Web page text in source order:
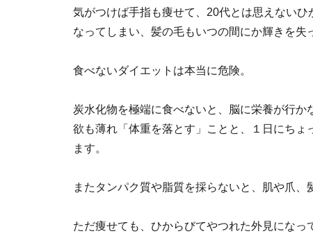
気がつけば手指も痩せて、20代とは思えない
なってしまい、髪の毛もいつの間にか輝きを失
食べないダイエットは本当に危険。
炭水化物を極端に食べないと、脳に栄養が行
欲も薄れ「体重を落とす」ことと、１日にちょ
ます。
またタンパク質や脂質を採らないと、肌や爪、
ただ痩せても、ひからびてやつれた外見になっ